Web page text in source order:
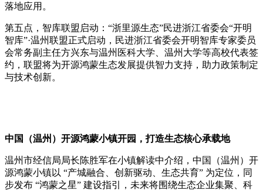
落地应用。
第五点，智库联盟启动：“浙里源生态”民进浙江省委会“开明
智库”·温州联盟正式启动，民进浙江省委会开明智库专家委员
会常务副主任方兴东与温州医科大学、温州大学等高校代表签
约，联盟将为开源鸿蒙生态发展提供智力支持，助力政策制定
与技术创新。
中国（温州）开源鸿蒙小镇开园，打造生态核心承载地
温州市经信局局长陈胜军在小镇解读中介绍，中国（温州）开
源鸿蒙小镇以 “产城融合、创新驱动、生态共育” 为定位，同
步发布 “鸿蒙之星” 建设指引，未来将围绕生态企业集聚、科